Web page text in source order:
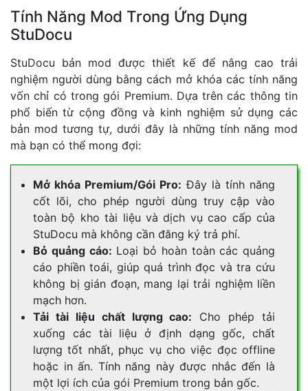
Tính Năng Mod Trong Ứng Dụng
StuDocu
StuDocu bản mod được thiết kế để nâng cao trải
nghiệm người dùng bằng cách mở khóa các tính năng
vốn chỉ có trong gói Premium. Dựa trên các thông tin
phổ biến từ cộng đồng và kinh nghiệm sử dụng các
bản mod tương tự, dưới đây là những tính năng mod
mà bạn có thể mong đợi:
Mở khóa Premium/Gói Pro: Đây là tính năng
cốt lõi, cho phép người dùng truy cập vào
toàn bộ kho tài liệu và dịch vụ cao cấp của
StuDocu mà không cần đăng ký trả phí.
Bỏ quảng cáo: Loại bỏ hoàn toàn các quảng
cáo phiền toái, giúp quá trình đọc và tra cứu
không bị gián đoạn, mang lại trải nghiệm liền
mạch hơn.
Tải tài liệu chất lượng cao: Cho phép tải
xuống các tài liệu ở định dạng gốc, chất
lượng tốt nhất, phục vụ cho việc đọc offline
hoặc in ấn. Tính năng này được nhắc đến là
một lợi ích của gói Premium trong bản gốc.